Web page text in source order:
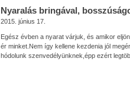
Nyaralás bringával,
2015. június 17.
Egész évben a nyarat várjuk, és amikor
ér minket.Nem így kellene kezdenia jól
hódolunk szenvedélyünknek,épp ezért